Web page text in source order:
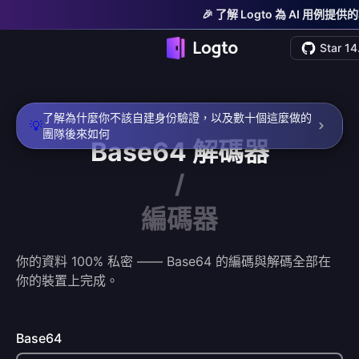
🎉 了解 Logto 為 AI 用例提供
Star
💡
了解為什麼你不該自建身份驗證，以及數十個這麼做的
團隊後來如何
Base64解碼器
/
編碼器
你的資料 100% 私密 —— Base64 的編碼與解碼全部在
你的裝置上完成。
Base64